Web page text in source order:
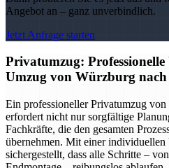
Angebot an – ganz unverbindlich.
Jetzt Anfrage starten
Privatumzug:
Umzug von Würzburg
Ein professioneller Privatumzug
erfordert nicht nur sorgfältige
Fachkräfte, die den gesamten
übernehmen. Mit einer
sichergestellt, dass alle Schritte –